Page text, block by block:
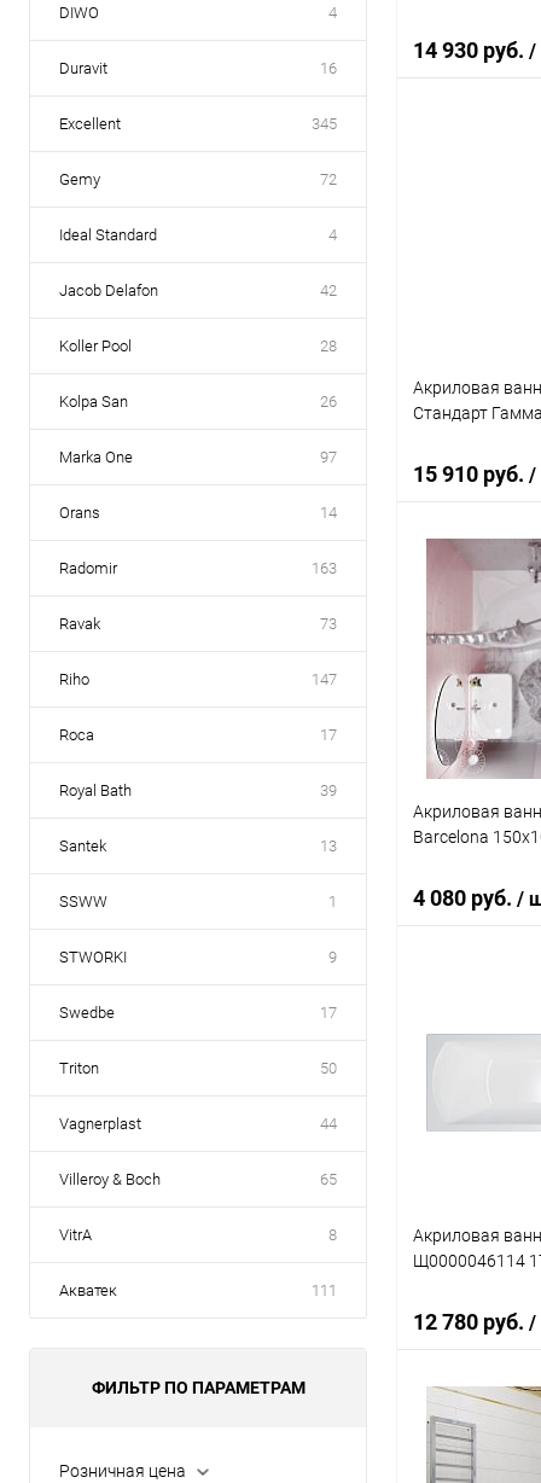
DIWO 4
Duravit 16
Excellent 345
Gemy 72
Ideal Standard 4
Jacob Delafon 42
Koller Pool 28
Kolpa San 26
Marka One 97
Orans 14
Radomir 163
Ravak 73
Riho 147
Roca 17
Royal Bath 39
Santek 13
SSWW 1
STWORKI 9
Swedbe 17
Triton 50
Vagnerplast 44
Villeroy & Boch 65
VitrA 8
Акватек 111
ФИЛЬТР ПО ПАРАМЕТРАМ
Розничная цена
14 930 руб. /
Акриловая
Стандарт
15 910 руб. /
Купить в 1
В избранное
Акриловая
Barcelona
4 080 руб. /
Акриловая
Щ0000046114
12 780 руб. /